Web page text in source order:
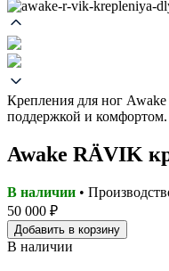
Крепления для ног Awake
поддержкой и комфортом.
Awake RÄVIK
В наличии •
50 000 ₽
Добавить в корзину
В наличии